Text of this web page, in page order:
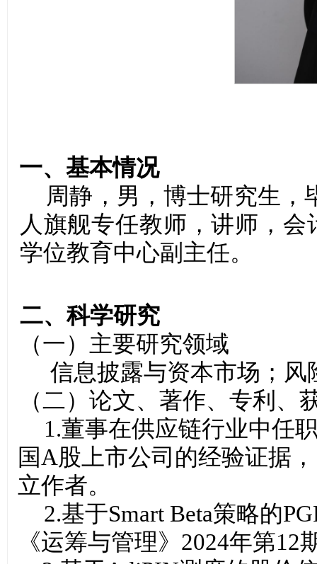
一、基本情况
周静，男，博士研究生，
人旗舰专任教师，讲师，
学位教育中心副主任。
二、科学研究
（一）主要研究领域
信息披露与资本市场 ； 风
（二）论文、著作、专利、
1.董事在供应链行业中任
国A股上市公司的经验证据
立作者。
2.基于Smart Beta策略的
《运筹与管理》2024年第12